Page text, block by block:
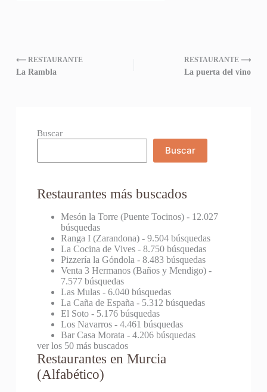
⟵ RESTAURANTE
La Rambla
RESTAURANTE ⟶
La puerta del vino
Buscar
Buscar
Restaurantes más buscados
Mesón la Torre (Puente Tocinos)- 12.027
búsquedas
Ranga I (Zarandona)- 9.504 búsquedas
La Cocina de Vives- 8.750 búsquedas
Pizzería la Góndola - 8.483 búsquedas
Venta 3 Hermanos (Baños y Mendigo)-
7.577 búsquedas
Las Mulas- 6.040 búsquedas
La Caña de España - 5.312 búsquedas
El Soto- 5.176 búsquedas
Los Navarros- 4.461 búsquedas
Bar Casa Morata - 4.206 búsquedas
ver los 50 más buscados
Restaurantes en Murcia
(Alfabético)